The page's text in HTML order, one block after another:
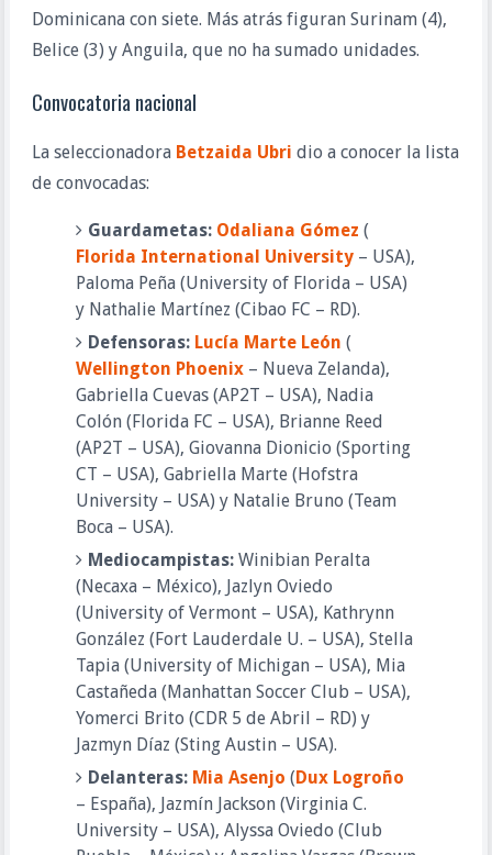
Dominicana con siete. Más atrás figuran Surinam (4),
Belice (3) y Anguila, que no ha sumado unidades.
Convocatoria nacional
La seleccionadora Betzaida Ubri dio a conocer la lista
de convocadas:
Guardametas: Odaliana Gómez (
Florida International University – USA),
Paloma Peña (University of Florida – USA)
y Nathalie Martínez (Cibao FC – RD).
Defensoras: Lucía Marte León (
Wellington Phoenix – Nueva Zelanda),
Gabriella Cuevas (AP2T – USA), Nadia
Colón (Florida FC – USA), Brianne Reed
(AP2T – USA), Giovanna Dionicio (Sporting
CT – USA), Gabriella Marte (Hofstra
University – USA) y Natalie Bruno (Team
Boca – USA).
Mediocampistas: Winibian Peralta
(Necaxa – México), Jazlyn Oviedo
(University of Vermont – USA), Kathrynn
González (Fort Lauderdale U. – USA), Stella
Tapia (University of Michigan – USA), Mia
Castañeda (Manhattan Soccer Club – USA),
Yomerci Brito (CDR 5 de Abril – RD) y
Jazmyn Díaz (Sting Austin – USA).
Delanteras: Mia Asenjo (Dux Logroño
– España), Jazmín Jackson (Virginia C.
University – USA), Alyssa Oviedo (Club